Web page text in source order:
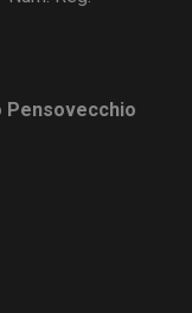
Pensovecchio